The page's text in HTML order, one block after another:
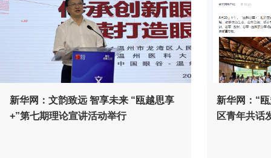
新华网：文韵致远 智享未来 “瓯越思享
+”第七期理论宣讲活动举行
新华网：“
区青年共话